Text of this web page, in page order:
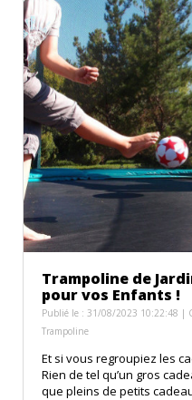
Trampoline de
pour vos Enfants !
Publié le : 31/08/2023 10:22:48 |
Trampoline
Et si vous regroupiez les
Rien de tel qu’un gros
que pleins de petits